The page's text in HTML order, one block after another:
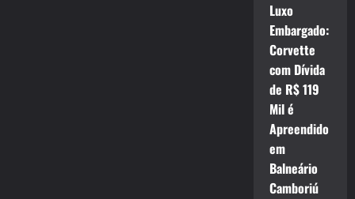
Luxo
Embargado:
Corvette
com Dívida
de R$ 119
Mil é
Apreendido
em
Balneário
Camboriú